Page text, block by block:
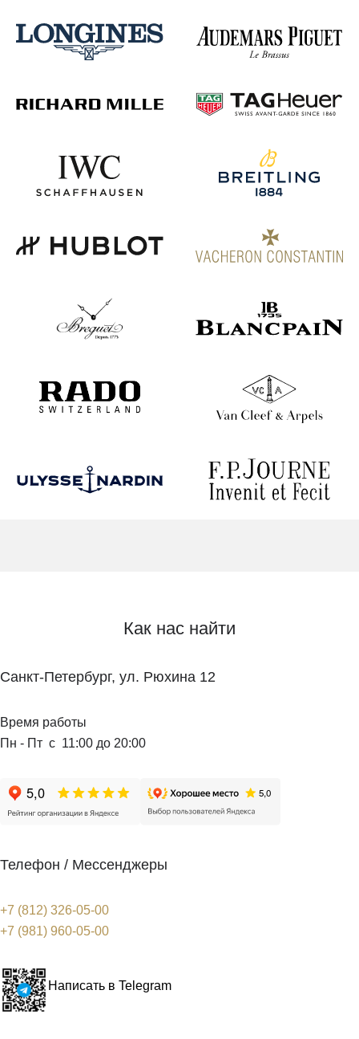
Как нас найти
Телефон / Мессенджеры
+7 (812) 326-05-00
+7 (981) 960-05-00
Написать в Telegram
Санкт-Петербург, ул. Рюхина 12
Время работы
Пн - Пт с 11:00 до 20:00